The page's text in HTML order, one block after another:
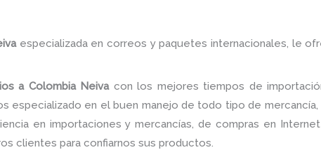
especializada en correos y paquetes internacionales, le
a Colombia Neivacon los mejores tiempos de
especializado en el buen manejo de todo tipo de
en importaciones y mercancías, de compras en
clientes para confiarnos sus productos.